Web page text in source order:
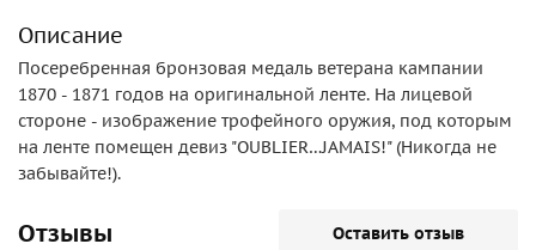
Описание
Посеребренная бронзовая медаль ветерана кампании
1870 - 1871 годов на оригинальной ленте. На лицевой
стороне - изображение трофейного оружия, под которым
на ленте помещен девиз "OUBLIER…JAMAIS!" (Никогда не
забывайте!).
Отзывы Оставить отзыв